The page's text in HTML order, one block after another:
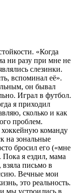
«Когда
ни разу при мне не
слезинки.
вспоминал её».
он бывал
Играл в футбол.
я приходил
сколько и как
проблем.
команду
на зональные
бросил его («мне
Пока я ездил, мама
письмо в
Вечные мои
это реальность.
мы устроились в